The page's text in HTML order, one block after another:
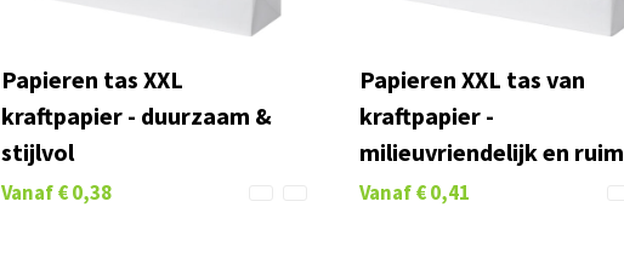
Papieren tas XXL
kraftpapier - duurzaam &
stijlvol
Vanaf€ 0,38
Papieren XXL tas van
kraftpapier -
milieuvriendelijk en ruim
Vanaf€ 0,41